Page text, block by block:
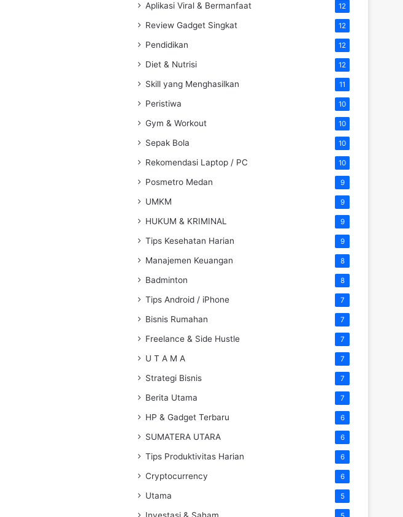
Aplikasi Viral & Bermanfaat 12
Review Gadget Singkat 12
Pendidikan 12
Diet & Nutrisi 12
Skill yang Menghasilkan 11
Peristiwa 10
Gym & Workout 10
Sepak Bola 10
Rekomendasi Laptop / PC 10
Posmetro Medan 9
UMKM 9
HUKUM & KRIMINAL 9
Tips Kesehatan Harian 9
Manajemen Keuangan 8
Badminton 8
Tips Android / iPhone 7
Bisnis Rumahan 7
Freelance & Side Hustle 7
U T A M A 7
Strategi Bisnis 7
Berita Utama 7
HP & Gadget Terbaru 6
SUMATERA UTARA 6
Tips Produktivitas Harian 6
Cryptocurrency 6
Utama 5